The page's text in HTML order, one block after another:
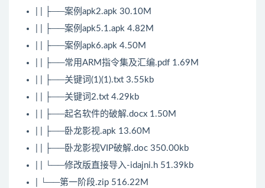
| | ├──案例apk2.apk 30.10M
| | ├──案例apk5.1.apk 4.82M
| | ├──案例apk6.apk 4.50M
| | ├──常用ARM指令集及汇编.pdf 1.69M
| | ├──关键词(1)(1).txt 3.55kb
| | ├──关键词2.txt 4.29kb
| | ├──起名软件的破解.docx 1.50M
| | ├──卧龙影视.apk 13.60M
| | ├──卧龙影视VIP破解.doc 350.00kb
| | └──修改版直接导入-idajni.h 51.39kb
| └──第一阶段.zip 516.22M